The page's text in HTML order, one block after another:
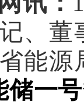
、董
能
储一